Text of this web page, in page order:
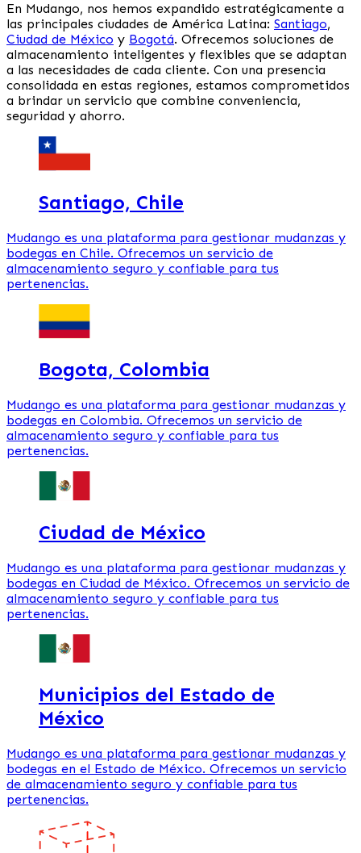
En Mudango, nos hemos expandido estratégicamente a
las principales ciudades de América Latina: Santiago,
Ciudad de México y Bogotá. Ofrecemos soluciones de
almacenamiento inteligentes y flexibles que se adaptan
a las necesidades de cada cliente. Con una presencia
consolidada en estas regiones, estamos comprometidos
a brindar un servicio que combine conveniencia,
seguridad y ahorro.
Santiago, Chile
Mudango es una plataforma para gestionar mudanzas y
bodegas en Chile. Ofrecemos un servicio de
almacenamiento seguro y confiable para tus
pertenencias.
Bogota, Colombia
Mudango es una plataforma para gestionar mudanzas y
bodegas en Colombia. Ofrecemos un servicio de
almacenamiento seguro y confiable para tus
pertenencias.
Ciudad de México
Mudango es una plataforma para gestionar mudanzas y
bodegas en Ciudad de México. Ofrecemos un servicio de
almacenamiento seguro y confiable para tus
pertenencias.
Municipios del Estado de
México
Mudango es una plataforma para gestionar mudanzas y
bodegas en el Estado de México. Ofrecemos un servicio
de almacenamiento seguro y confiable para tus
pertenencias.